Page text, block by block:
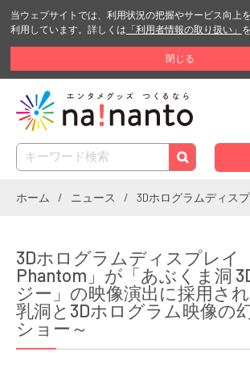
当ウェブサイトでは、利用状況の把握やサービス向上
利用しています。詳しくは 「利用者情報の取り扱い」
閉じる
ホーム ニュース 3Dホログラムディス
3Dホログラムディスプレイ
Phantom」が「あぶくま洞
ジー」の映像演出に採用さ
乳洞と3Dホログラム映像の
ショー～